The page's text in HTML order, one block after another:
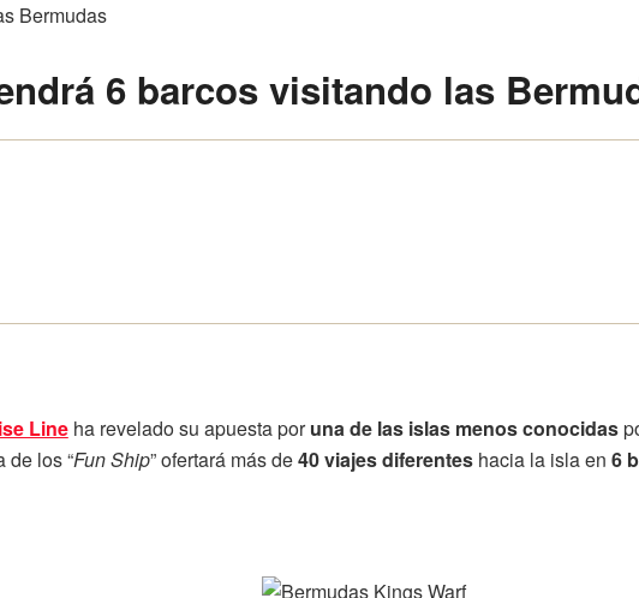
6 barcos visitando las
Lineha revelado su apuesta poruna de las islas menos conocidas
de los “Fun Ship” ofertará más de40 viajes diferenteshacia la isla en 6